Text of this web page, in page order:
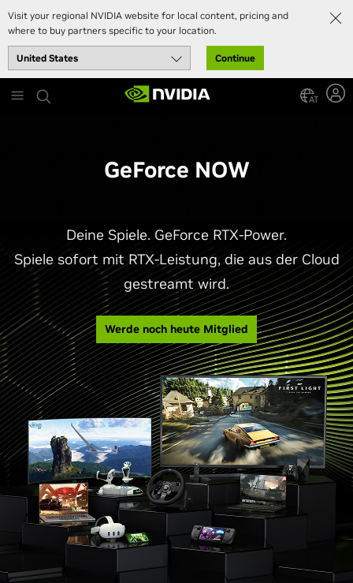
Visit your regional NVIDIA website for local content, pricing and
where to buy partners specific to your location.
Continue
to
AT
GeForce NOW
Deine Spiele. GeForce RTX-Power.
Spiele sofort mit RTX-Leistung, die aus der Cloud
gestreamt wird.
Werde noch heute Mitglied